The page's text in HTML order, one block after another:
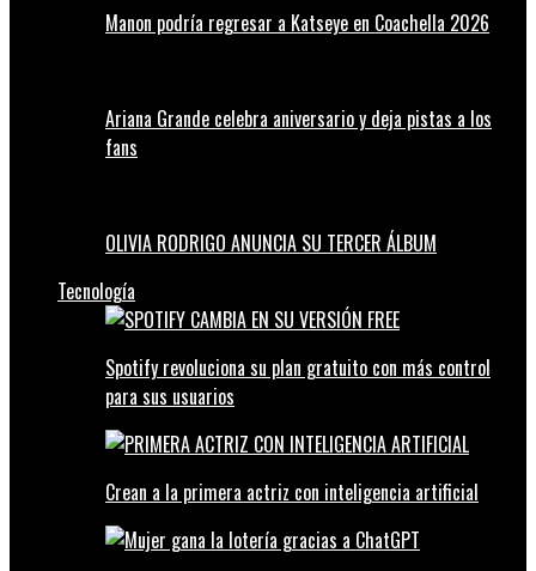
Manon podría regresar a Katseye en Coachella 2026
Ariana Grande celebra aniversario y deja pistas a los
fans
OLIVIA RODRIGO ANUNCIA SU TERCER ÁLBUM
Tecnología
Spotify revoluciona su plan gratuito con más control
para sus usuarios
Crean a la primera actriz con inteligencia artificial